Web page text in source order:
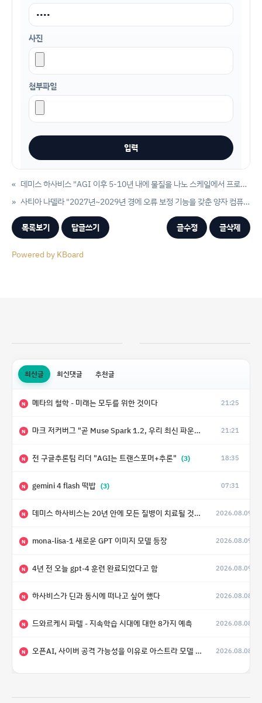
사진
첨부파일
«
데미스 하사비스 "AGI 이후 5-10년 내에 물질을 나노 스케일에서 프로그래밍하는 시대가 올 것"
사티아 나델라 "2027년~2029년 경에 오류 보정 기능을 갖춘 양자 컴퓨터를 실제로 구축할 수 있을 것"
»
목록보기 답글쓰기 글수정 글삭제
Powered by KBoard
최신글 최신댓글 추천글
N 메타의 철학 - 미래는 모두를 위한 것이다 21:25
N 마크 저커버그 "곧 Muse Spark 1.2, 우리 최신 파운데이 모델의 가중치도 공개할 예정" 21:21
N 전 구글추론팀 리더 "AGI는 트랜스포머+추론" (3) 18:35
N gemini 4 flash 떡밥 (3) 07:31
N 데미스 하사비스는 20년 안에 모든 질병이 치료될 것으로 예상한다. (4)
2026.08.09
N mona-lisa-1 새로운 GPT 이미지 모델 등장 2026.08.09
N 4년 전 오늘 gpt-4 훈련 완료되었다고 함 2026.08.09
N 하사비스가 딘과 동시에 떠나고 싶어 했다 2026.08.08
N 드와르케시 파텔 - 지속학습 시대에 대한 8가지 예측 2026.08.08
N 오픈AI, 사이버 공격 가능성을 이유로 아스트라 모델 출시 연기 2026.08.08